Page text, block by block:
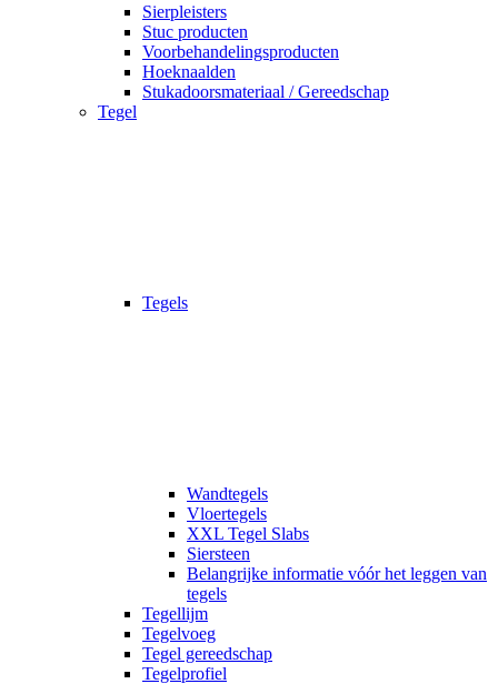
Sierpleisters
Stuc producten
Voorbehandelingsproducten
Hoeknaalden
Stukadoorsmateriaal / Gereedschap
Tegel
Tegels
Wandtegels
Vloertegels
XXL Tegel Slabs
Siersteen
Belangrijke informatie vóór het leggen van
tegels
Tegellijm
Tegelvoeg
Tegel gereedschap
Tegelprofiel